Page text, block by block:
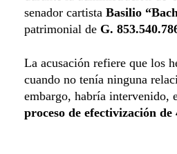
senador cartista Basilio
patrimonial de G.
La acusación refiere que los
cuando no tenía ninguna
embargo, habría intervenido,
proceso de efectivización de